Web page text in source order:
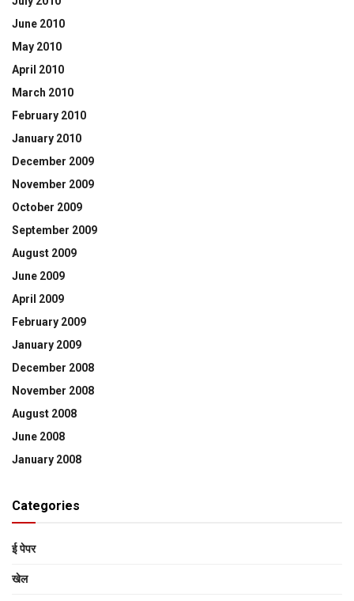
June 2010
May 2010
April 2010
March 2010
February 2010
January 2010
December 2009
November 2009
October 2009
September 2009
August 2009
June 2009
April 2009
February 2009
January 2009
December 2008
November 2008
August 2008
June 2008
January 2008
Categories
ई पेपर
खेल